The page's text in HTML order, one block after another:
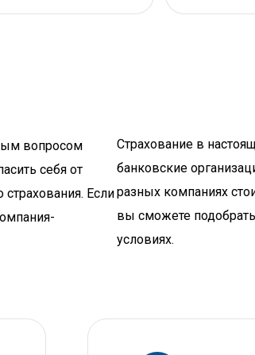
вопросом
себя от
Если
Страхование в
банковские
разных компаниях
вы сможете
условиях.